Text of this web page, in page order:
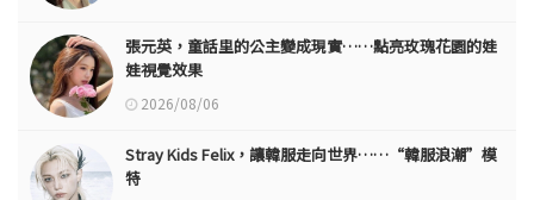
張元英，童話里的公主變成現實……點亮玫瑰花園的娃
娃視覺效果
2026/08/06
Stray Kids Felix，讓韓服走向世界……“韓服浪潮”模
特